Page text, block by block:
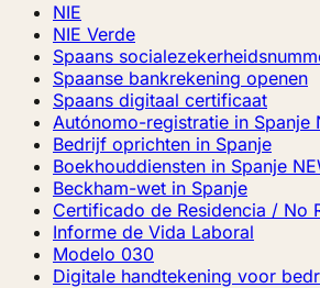
NIE
NIE Verde
Spaans
Spaanse bankrekening openen
Spaans digitaal certificaat
Autónomo-registratie in Spanje
Bedrijf oprichten in Spanje
Boekhouddiensten in Spanje
Beckham-wet in Spanje
Certificado de Residencia / No
Informe de Vida Laboral
Modelo 030
Digitale handtekening voor